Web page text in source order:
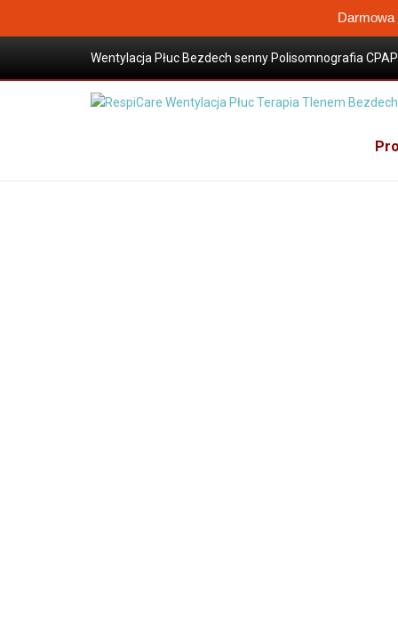
Darmowa
Wentylacja Płuc Bezdech senny Polisomnografia
Wysokoprzepływowa terapia tlenem
Sklep / Produkty
Maski CPAP
Akcesoria do